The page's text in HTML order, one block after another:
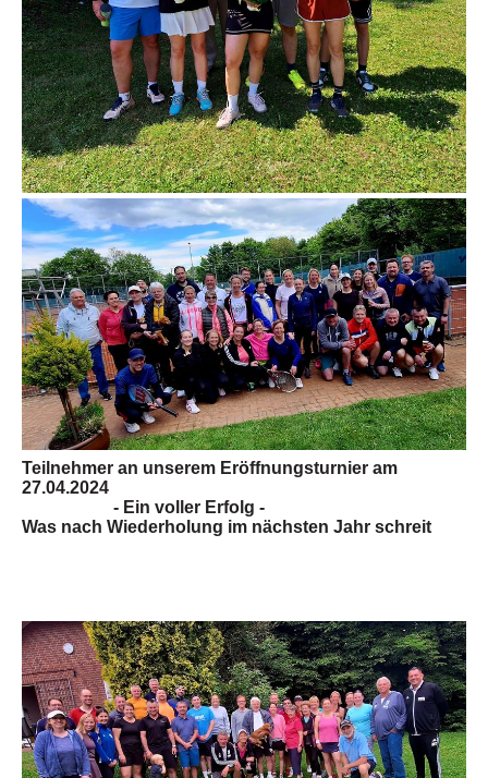
Teilnehmer an unserem Eröffnungsturnier am
27.04.2024
- Ein voller Erfolg -
Was nach Wiederholung im nächsten Jahr schreit